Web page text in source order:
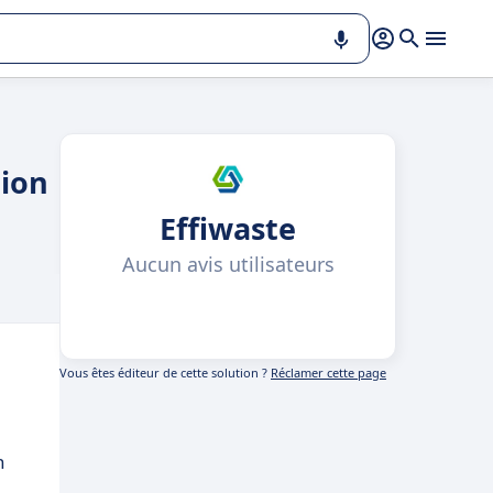
Effiwaste
Aucun avis utilisateurs
Vous êtes éditeur de cette solution ? Réclamer cette page